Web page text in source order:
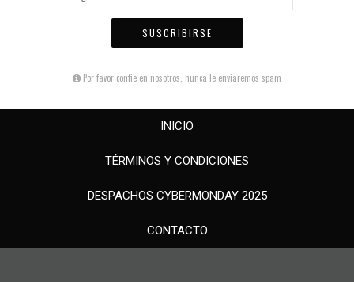
SUSCRIBIRSE
Por favor confie en nosotros, nunca le enviaremos spam
INICIO
TÉRMINOS Y CONDICIONES
DESPACHOS CYBERMONDAY 2025
CONTACTO